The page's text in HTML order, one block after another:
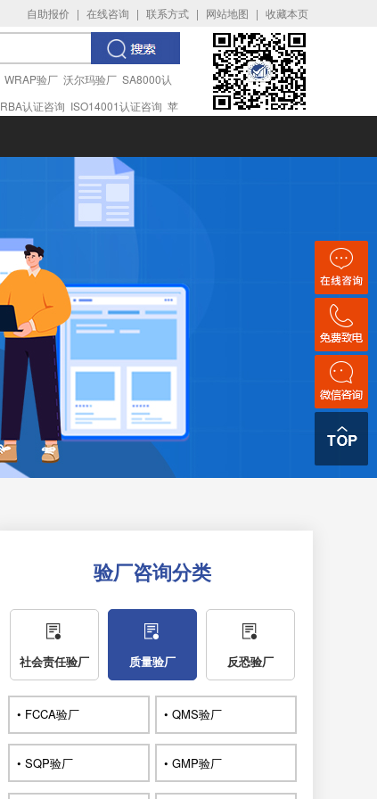
自助报价 | 在线咨询 | 联系方式 | 网站地图 | 收藏本页
WRAP验厂 沃尔玛验厂 SA8000认
RBA认证咨询 ISO14001认证咨询 苹
验厂咨询分类
社会责任验厂 质量验厂 反恐验厂
• FCCA验厂 • QMS验厂
• SQP验厂 • GMP验厂